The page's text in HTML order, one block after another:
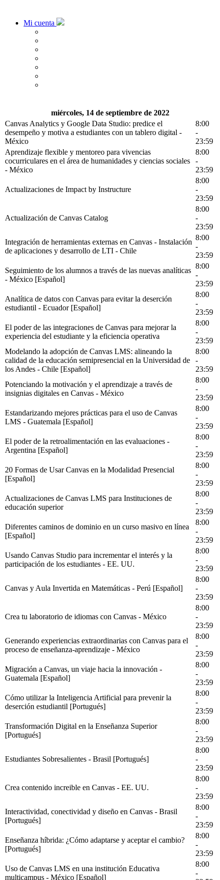
Mi cuenta
miércoles, 14 de septiembre de 2022
Canvas Analytics y Google Data Studio: predice el
desempeño y motiva a estudiantes con un tablero digital -
México
8:00
-
23:59
Aprendizaje flexible y mentoreo para vivencias
cocurriculares en el área de humanidades y ciencias sociales
- México
8:00
-
23:59
Actualizaciones de Impact by Instructure
8:00
-
23:59
Actualización de Canvas Catalog
8:00
-
23:59
Integración de herramientas externas en Canvas - Instalación
de aplicaciones y desarrollo de LTI - Chile
8:00
-
23:59
Seguimiento de los alumnos a través de las nuevas analíticas
- México [Español]
8:00
-
23:59
Analítica de datos con Canvas para evitar la deserción
estudiantil - Ecuador [Español]
8:00
-
23:59
El poder de las integraciones de Canvas para mejorar la
experiencia del estudiante y la eficiencia operativa
8:00
-
23:59
Modelando la adopción de Canvas LMS: alineando la
calidad de la educación semipresencial en la Universidad de
los Andes - Chile [Español]
8:00
-
23:59
Potenciando la motivación y el aprendizaje a través de
insignias digitales en Canvas - México
8:00
-
23:59
Estandarizando mejores prácticas para el uso de Canvas
LMS - Guatemala [Español]
8:00
-
23:59
El poder de la retroalimentación en las evaluaciones -
Argentina [Español]
8:00
-
23:59
20 Formas de Usar Canvas en la Modalidad Presencial
[Español]
8:00
-
23:59
Actualizaciones de Canvas LMS para Instituciones de
educación superior
8:00
-
23:59
Diferentes caminos de dominio en un curso masivo en línea
[Español]
8:00
-
23:59
Usando Canvas Studio para incrementar el interés y la
participación de los estudiantes - EE. UU.
8:00
-
23:59
Canvas y Aula Invertida en Matemáticas - Perú [Español]
8:00
-
23:59
Crea tu laboratorio de idiomas con Canvas - México
8:00
-
23:59
Generando experiencias extraordinarias con Canvas para el
proceso de enseñanza-aprendizaje - México
8:00
-
23:59
Migración a Canvas, un viaje hacia la innovación -
Guatemala [Español]
8:00
-
23:59
Cómo utilizar la Inteligencia Artificial para prevenir la
deserción estudiantil [Portugués]
8:00
-
23:59
Transformación Digital en la Enseñanza Superior
[Portugués]
8:00
-
23:59
Estudiantes Sobresalientes - Brasil [Portugués]
8:00
-
23:59
Crea contenido increible en Canvas - EE. UU.
8:00
-
23:59
Interactividad, conectividad y diseño en Canvas - Brasil
[Portugués]
8:00
-
23:59
Enseñanza híbrida: ¿Cómo adaptarse y aceptar el cambio?
[Portugués]
8:00
-
23:59
Uso de Canvas LMS en una institución Educativa
multicampus - México [Español]
8:00
-